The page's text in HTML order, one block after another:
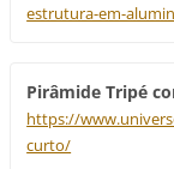
estrutura-em-
Pirâmide Tripé
https://
curto/